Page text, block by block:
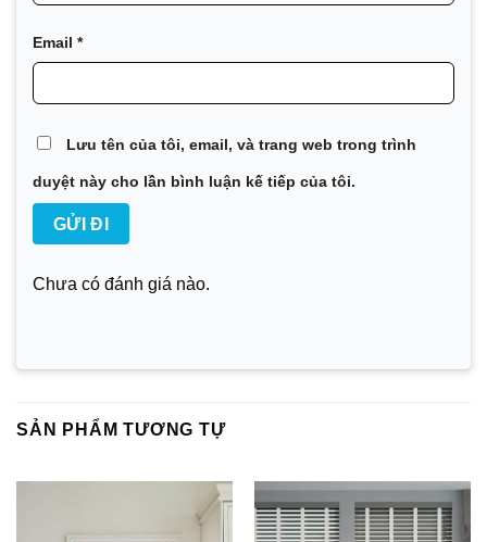
Email *
Lưu tên của tôi, email, và trang web trong trình
duyệt này cho lần bình luận kế tiếp của tôi.
Chưa có đánh giá nào.
SẢN PHẨM TƯƠNG TỰ